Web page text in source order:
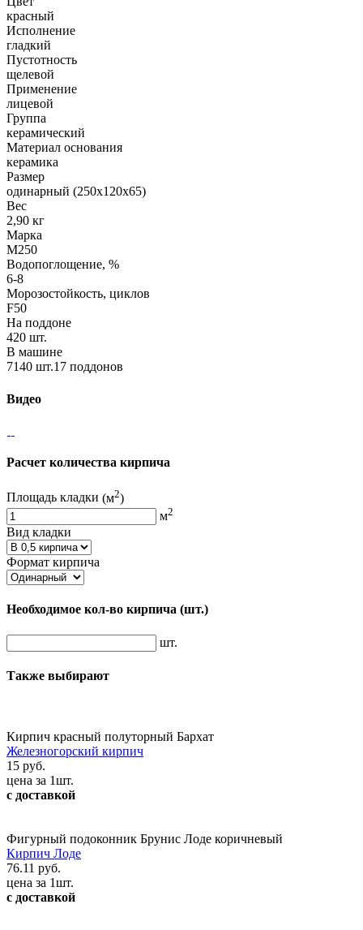
красный
Исполнение
гладкий
Пустотность
щелевой
Применение
лицевой
Группа
керамический
Материал основания
керамика
Размер
одинарный (250х120х65)
Вес
2,90 кг
Марка
М250
Водопоглощение, %
6-8
Морозостойкость, циклов
F50
На поддоне
420 шт.
В машине
7140 шт.17 поддонов
Видео
Расчет количества кирпича
Площадь кладки (м2)
м2
Вид кладки
Формат кирпича
Необходимое кол-во кирпича (шт.)
шт.
Также выбирают
Кирпич красный полуторный Бархат
Железногорский кирпич
15 руб.
цена за 1шт.
с доставкой
Фигурный подоконник Брунис Лоде коричневый
Кирпич Лоде
76.11 руб.
цена за 1шт.
с доставкой